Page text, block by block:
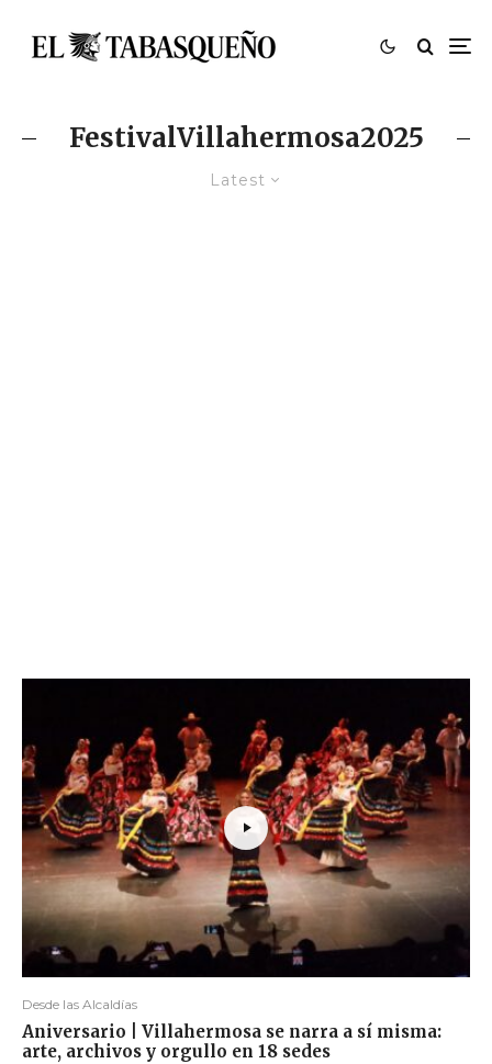
FestivalVillahermosa2025
Latest
Desde las Alcaldías
Aniversario | Villahermosa se narra a sí misma:
arte, archivos y orgullo en 18 sedes